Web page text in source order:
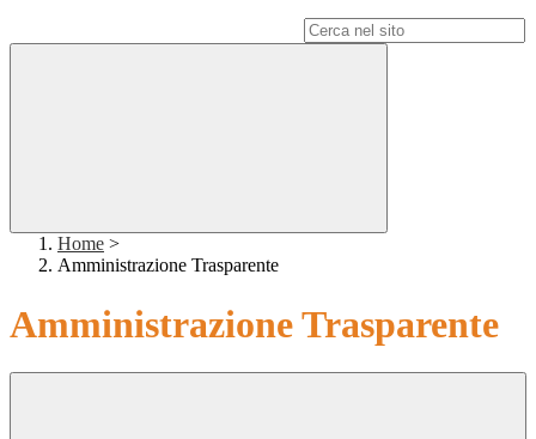
Home >
Amministrazione Trasparente
Amministrazione Trasparente